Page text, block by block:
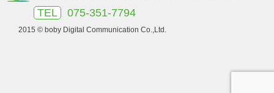
TEL 075-351-7794
2015 © boby Digital Communication Co.,Ltd.